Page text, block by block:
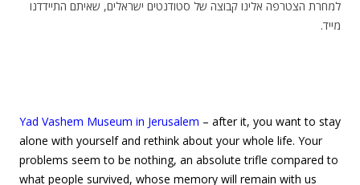
למחרת הצטרפה אלינו קבוצה של סטודנטים ישראלים, שאיתם התיידדנו
מייד.
Yad Vashem Museum in Jerusalem – after it, you want to stay
alone with yourself and rethink about your whole life. Your
problems seem to be nothing, an absolute trifle compared to
what people survived, whose memory will remain with us